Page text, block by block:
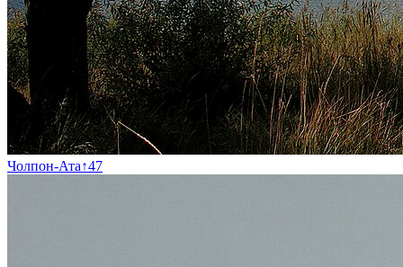
Чолпон-Ата↑47